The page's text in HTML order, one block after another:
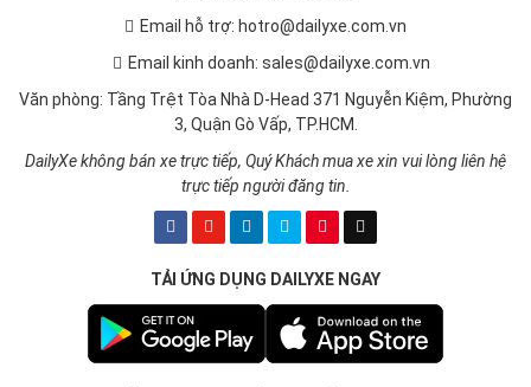
Email hỗ trợ: hotro@dailyxe.com.vn
Email kinh doanh: sales@dailyxe.com.vn
Văn phòng: Tầng Trệt Tòa Nhà D-Head 371 Nguyễn Kiệm, Phường
3, Quận Gò Vấp, TP.HCM.
DailyXe không bán xe trực tiếp, Quý Khách mua xe xin vui lòng liên hệ
trực tiếp người đăng tin.
TẢI ỨNG DỤNG DAILYXE NGAY